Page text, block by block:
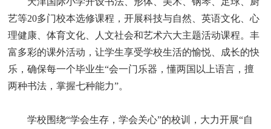
艺等20多门校本选修课程，开展科技与自然、英语文化、心
理健康、体育文化、人文社会和艺术六大主题活动课程。丰
富多彩的课外活动，让学生享受学校生活的愉悦、成长的快
乐，确保每一个毕业生“会一门乐器，懂两国以上语言，擅
两种书法，掌握七种能力”。
学校围绕“学会生存，学会关心”的校训，大力开展“自